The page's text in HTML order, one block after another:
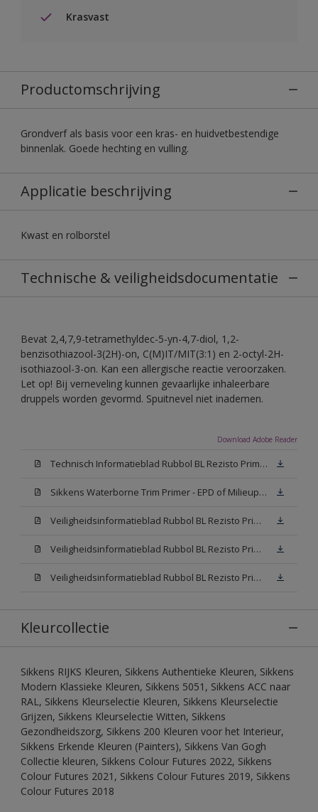
Krasvast
Productomschrijving
Grondverf als basis voor een kras- en huidvetbestendige
binnenlak. Goede hechting en vulling.
Applicatie beschrijving
Kwast en rolborstel
Technische & veiligheidsdocumentatie
Bevat 2,4,7,9-tetramethyldec-5-yn-4,7-diol, 1,2-
benzisothiazool-3(2H)-on, C(M)IT/MIT(3:1) en 2-octyl-2H-
isothiazool-3-on. Kan een allergische reactie veroorzaken.
Let op! Bij verneveling kunnen gevaarlijke inhaleerbare
druppels worden gevormd. Spuitnevel niet inademen.
Download Adobe Reader
Technisch Informatieblad Rubbol BL Rezisto Primer (New Livery) (PDF)
Sikkens Waterborne Trim Primer - EPD of Milieuproductverklaring
Veiligheidsinformatieblad Rubbol BL Rezisto Primer N00 (MSDS)
Veiligheidsinformatieblad Rubbol BL Rezisto Primer White (MSDS)
Veiligheidsinformatieblad Rubbol BL Rezisto Primer W05 (MSDS)
Kleurcollectie
Sikkens RIJKS Kleuren, Sikkens Authentieke Kleuren, Sikkens
Modern Klassieke Kleuren, Sikkens 5051, Sikkens ACC naar
RAL, Sikkens Kleurselectie Kleuren, Sikkens Kleurselectie
Grijzen, Sikkens Kleurselectie Witten, Sikkens
Gezondheidszorg, Sikkens 200 Kleuren voor het Interieur,
Sikkens Erkende Kleuren (Painters), Sikkens Van Gogh
Collectie kleuren, Sikkens Colour Futures 2022, Sikkens
Colour Futures 2021, Sikkens Colour Futures 2019, Sikkens
Colour Futures 2018